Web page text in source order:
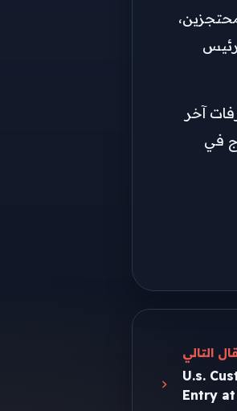
وتسليم رفات آخر
في
التالي
U.s.
Entry